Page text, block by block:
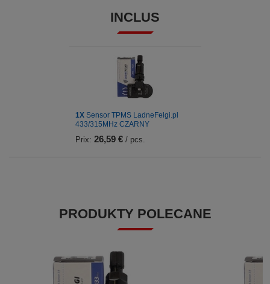
INCLUS
1X Sensor TPMS LadneFelgi.pl
433/315MHz CZARNY
Prix: 26,59 €/ pcs.
PRODUKTY POLECANE